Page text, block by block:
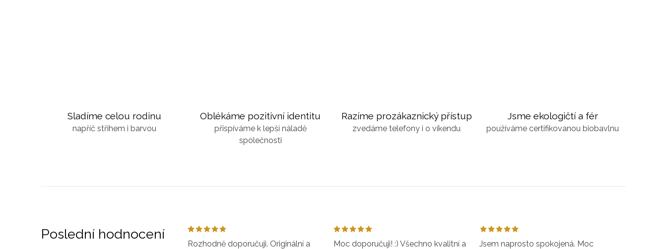
Sladíme celou rodinu
napříč střihem i barvou
Oblékáme pozitivní identitu
přispíváme k lepší náladě
společnosti
Razíme prozákaznický přístup
zvedáme telefony i o víkendu
Jsme ekologičtí a fér
používáme certifikovanou biobavlnu
Poslední hodnocení
Rozhodně doporučuji. Originální a
Moc doporučuji! :) Všechno kvalitní a
Jsem naprosto spokojená. Moc